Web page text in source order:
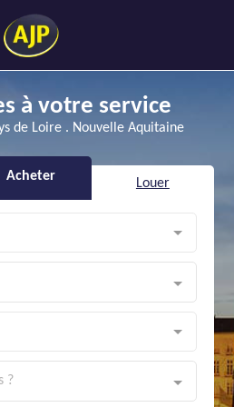
à votre service
de Loire . Nouvelle Aquitaine
Acheter Louer
?